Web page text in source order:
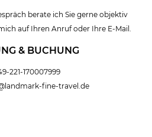
berate ich Sie gerne objektiv
auf Ihren Anruf oder Ihre E-Mail.
& BUCHUNG
221-170007999
fine-travel.de